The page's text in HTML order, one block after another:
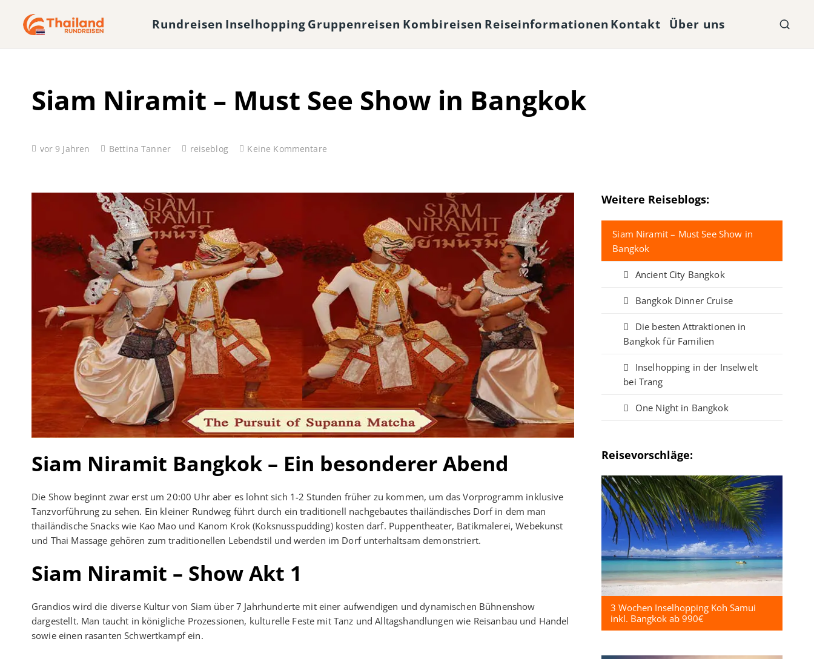
Rundreisen InselhoppingGruppenreisen Kombireisen Reiseinformationen Kontakt Über uns
Siam Niramit – Must See Show in Bangkok
vor 9 Jahren Bettina Tanner reiseblog Keine Kommentare
Siam Niramit Bangkok – Ein besonderer Abend
Die Show beginnt zwar erst um 20:00 Uhr aber es lohnt sich 1-2 Stunden früher zu kommen, um das Vorprogramm inklusive
Tanzvorführung zu sehen. Ein kleiner Rundweg führt durch ein traditionell nachgebautes thailändisches Dorf in dem man
thailändische Snacks wie Kao Mao und Kanom Krok (Koksnusspudding) kosten darf. Puppentheater, Batikmalerei, Webekunst
und Thai Massage gehören zum traditionellen Lebendstil und werden im Dorf unterhaltsam demonstriert.
Siam Niramit – Show Akt 1
Grandios wird die diverse Kultur von Siam über 7 Jahrhunderte mit einer aufwendigen und dynamischen Bühnenshow
dargestellt. Man taucht in königliche Prozessionen, kulturelle Feste mit Tanz und Alltagshandlungen wie Reisanbau und Handel
sowie einen rasanten Schwertkampf ein.
Weitere Reiseblogs:
Siam Niramit – Must See Show in
Bangkok
Ancient City Bangkok
Bangkok Dinner Cruise
Die besten Attraktionen in
Bangkok für Familien
Inselhopping in der Inselwelt
bei Trang
One Night in Bangkok
Reisevorschläge:
3 Wochen Inselhopping Koh Samui
inkl. Bangkok ab 990€